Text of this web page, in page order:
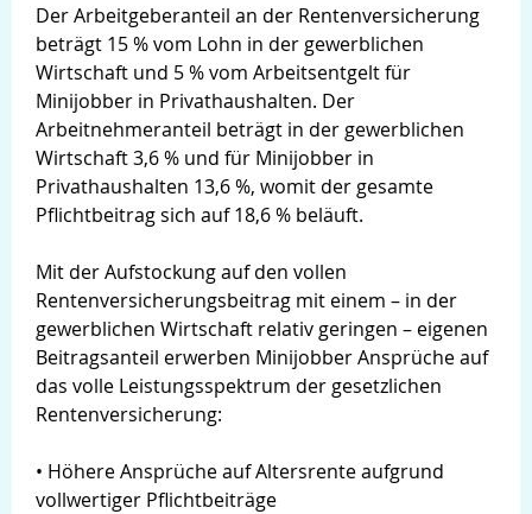
Der Arbeitgeberanteil an der Rentenversicherung
beträgt 15 % vom Lohn in der gewerblichen
Wirtschaft und 5 % vom Arbeitsentgelt für
Minijobber in Privathaushalten. Der
Arbeitnehmeranteil beträgt in der gewerblichen
Wirtschaft 3,6 % und für Minijobber in
Privathaushalten 13,6 %, womit der gesamte
Pflichtbeitrag sich auf 18,6 % beläuft.
Mit der Aufstockung auf den vollen
Rentenversicherungsbeitrag mit einem – in der
gewerblichen Wirtschaft relativ geringen – eigenen
Beitragsanteil erwerben Minijobber Ansprüche auf
das volle Leistungsspektrum der gesetzlichen
Rentenversicherung:
• Höhere Ansprüche auf Altersrente aufgrund
vollwertiger Pflichtbeiträge